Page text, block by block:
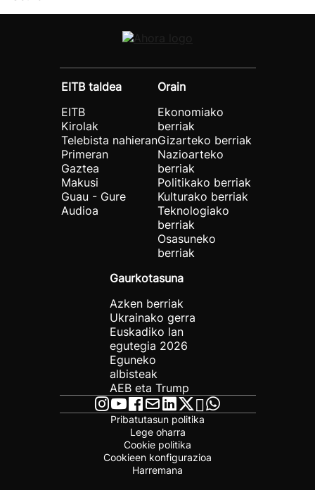
EITB taldea
EITB
Kirolak
Telebista nahieran
Primeran
Gaztea
Makusi
Guau - Gure
Audioa
Orain
Ekonomiako
berriak
Gizarteko berriak
Nazioarteko
berriak
Politikako berriak
Kulturako berriak
Teknologiako
berriak
Osasuneko
berriak
Gaurkotasuna
Azken berriak
Ukrainako gerra
Euskadiko lan
egutegia 2026
Eguneko
albisteak
AEB eta Trump
Pribatutasun politika
Lege oharra
Cookie politika
Cookieen konfigurazioa
Harremana